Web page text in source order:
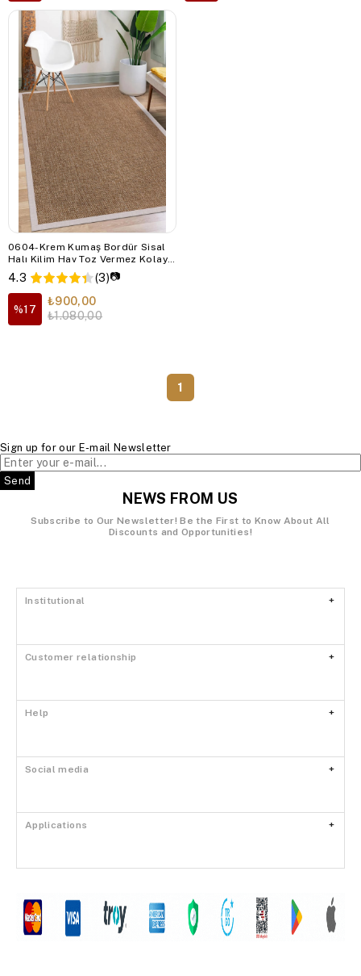
0604-Krem Kumaş Bordür Sisal
Halı Kilim Hav Toz Vermez Kolay
Temizlenen Hasır Kilim
4.3 (3)📷
%17
₺900,00
₺1.080,00
1
Sign up for our E-mail Newsletter
Send
NEWS FROM US
Subscribe to Our Newsletter!Be the First to Know About All
Discounts and Opportunities!
Institutional
Customer relationship
Help
Social media
Applications